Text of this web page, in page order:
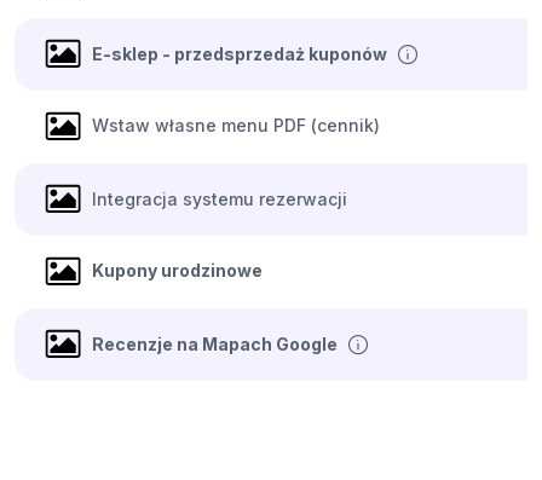
E-sklep - przedsprzedaż kuponów
Wstaw własne menu PDF (cennik)
Integracja systemu rezerwacji
Kupony urodzinowe
Recenzje na Mapach Google